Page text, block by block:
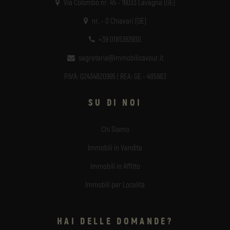
Via Colombo nr. 45 - 16033 Lavagna (GE)
nr. - 0 Chiavari (GE)
+39 0185363930
segreteria@immobilicavour.it
P.IVA: 02434820995 | REA: GE - 485983
SU DI NOI
Chi Siamo
Immobili in Vendita
Immobili in Affitto
Immobili per Località
HAI DELLE DOMANDE?